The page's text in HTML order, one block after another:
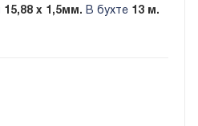
15,88 х 1,5мм. В бухте 13 м.